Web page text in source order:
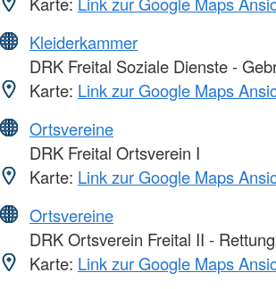
Kleiderkammer
DRK Freital Soziale Dienste -
Karte: Link zur Google Maps
Ortsvereine
DRK Freital Ortsverein I
Karte: Link zur Google Maps
Ortsvereine
DRK Ortsverein Freital II -
Karte: Link zur Google Maps